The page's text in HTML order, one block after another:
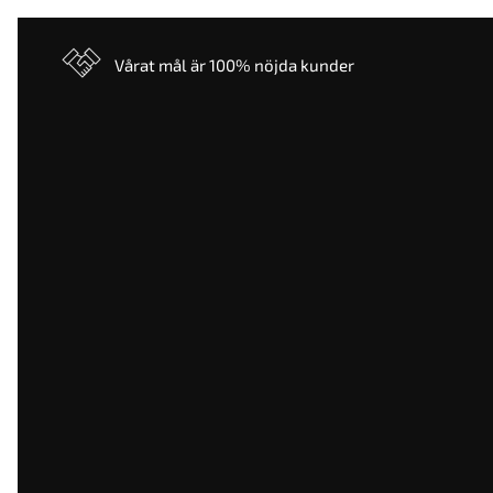
Vårat mål är 100% nöjda kunder